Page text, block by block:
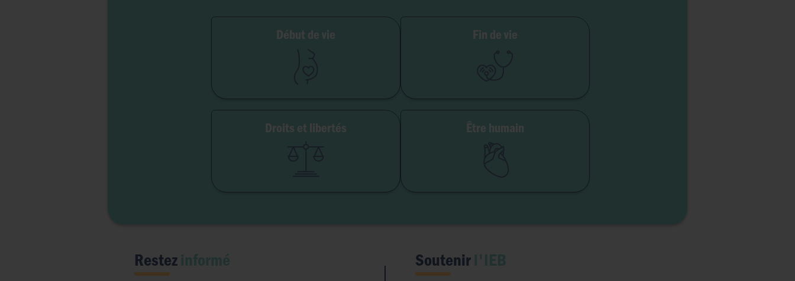
Début de vie
Fertilité et grossesse
PMA
Fin de vie
Soins palliatifs
Droits et libertés
Liberté de conscience
Être humain
Maladie & handicap
Genre & sexualité
Restezinformé Soutenirl'IEB